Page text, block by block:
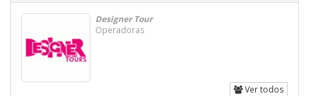
Designer Tour
Operadoras
Ver todos